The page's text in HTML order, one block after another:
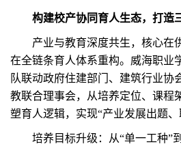
构建校产协同育人生态，打造
产业与教育深度共生，核心在
在全链条育人体系重构。威海职业
队联动政府住建部门、建筑行业协
教联合理事会，从培养定位、课程
塑育人逻辑，实现“产业发展出题、
培养目标升级：从“单一工种”